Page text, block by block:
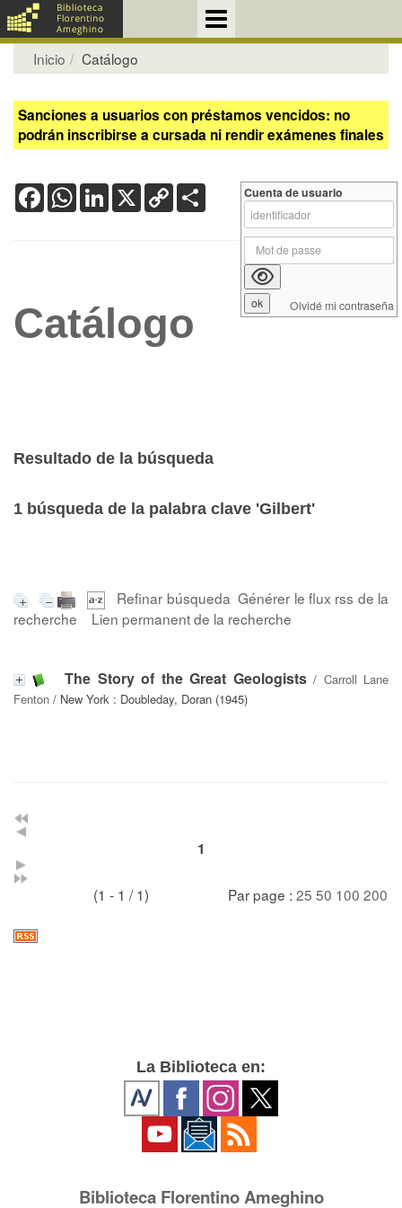
Inicio Catálogo
Sanciones a usuarios con préstamos vencidos: no
podrán inscribirse a cursada ni rendir exámenes finales
FacebookWhatsApp
LinkedIn
X Copy
Link
Catálogo
Resultado de la búsqueda
1 búsqueda de la palabra clave 'Gilbert'
Refinar búsqueda Générer le flux rss de la
recherche
Lien permanent de la recherche
The Story of the Great Geologists/ Carroll Lane
Fenton / New York : Doubleday, Doran (1945)
1
(1 - 1 / 1) Par page : 25 50 100 200
Cuenta de usuario
Olvidé mi contraseña
La Biblioteca en:
Biblioteca Florentino Ameghino